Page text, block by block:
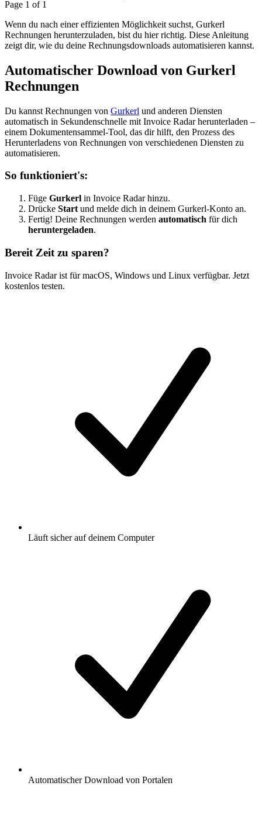
Page 1 of 1
Wenn du nach einer effizienten Möglichkeit suchst, Gurkerl
Rechnungen herunterzuladen, bist du hier richtig. Diese Anleitung
zeigt dir, wie du deine Rechnungsdownloads automatisieren kannst.
Automatischer Download von Gurkerl
Rechnungen
Du kannst Rechnungen von Gurkerl und anderen Diensten
automatisch in Sekundenschnelle mit Invoice Radar herunterladen –
einem Dokumentensammel-Tool, das dir hilft, den Prozess des
Herunterladens von Rechnungen von verschiedenen Diensten zu
automatisieren.
So funktioniert's:
Füge Gurkerl in Invoice Radar hinzu.
Drücke Start und melde dich in deinem Gurkerl-Konto an.
Fertig! Deine Rechnungen werden automatisch für dich
heruntergeladen.
Bereit Zeit zu sparen?
Invoice Radar ist für macOS, Windows und Linux verfügbar. Jetzt
kostenlos testen.
Läuft sicher auf deinem Computer
Automatischer Download von Portalen